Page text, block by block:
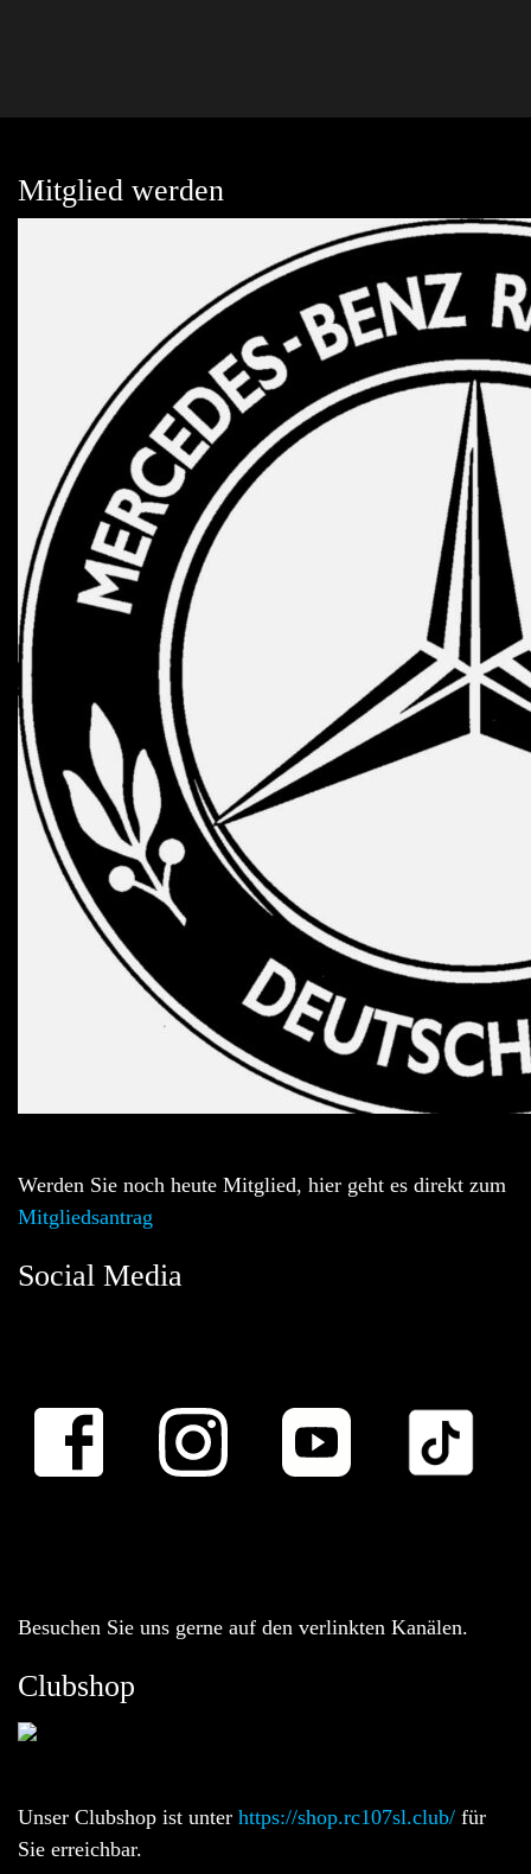
Mitglied werden
Werden Sie noch heute Mitglied, hier geht es direkt zum
Mitgliedsantrag
Social Media
Besuchen Sie uns gerne auf den verlinkten Kanälen.
Clubshop
Unser Clubshop ist unter https://shop.rc107sl.club/ für
Sie erreichbar.